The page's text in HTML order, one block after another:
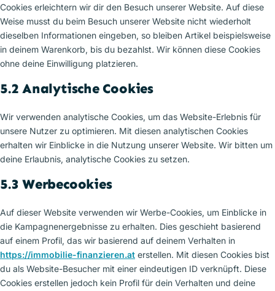
Cookies erleichtern wir dir den Besuch unserer Website. Auf diese
Weise musst du beim Besuch unserer Website nicht wiederholt
dieselben Informationen eingeben, so bleiben Artikel beispielsweise
in deinem Warenkorb, bis du bezahlst. Wir können diese Cookies
ohne deine Einwilligung platzieren.
5.2 Analytische Cookies
Wir verwenden analytische Cookies, um das Website-Erlebnis für
unsere Nutzer zu optimieren. Mit diesen analytischen Cookies
erhalten wir Einblicke in die Nutzung unserer Website. Wir bitten um
deine Erlaubnis, analytische Cookies zu setzen.
5.3 Werbecookies
Auf dieser Website verwenden wir Werbe-Cookies, um Einblicke in
die Kampagnenergebnisse zu erhalten. Dies geschieht basierend
auf einem Profil, das wir basierend auf deinem Verhalten in
https://immobilie-finanzieren.at erstellen. Mit diesen Cookies bist
du als Website-Besucher mit einer eindeutigen ID verknüpft. Diese
Cookies erstellen jedoch kein Profil für dein Verhalten und deine